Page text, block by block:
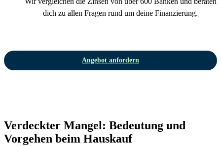
dich zu allen Fragen rund um deine Finanzierung.
Angebot anfordern
Verdeckter Mangel: Bedeutung und
Vorgehen beim Hauskauf